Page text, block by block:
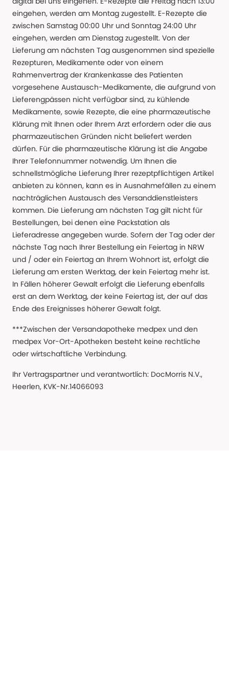
eingehen, werden am Montag zugestellt. E-Rezepte die
zwischen Samstag 00:00 Uhr und Sonntag 24:00 Uhr
eingehen, werden am Dienstag zugestellt. Von der
Lieferung am nächsten Tag ausgenommen sind spezielle
Rezepturen, Medikamente oder von einem
Rahmenvertrag der Krankenkasse des Patienten
vorgesehene Austausch-Medikamente, die aufgrund von
Lieferengpässen nicht verfügbar sind, zu kühlende
Medikamente, sowie Rezepte, die eine pharmazeutische
Klärung mit Ihnen oder Ihrem Arzt erfordern oder die aus
pharmazeutischen Gründen nicht beliefert werden
dürfen. Für die pharmazeutische Klärung ist die Angabe
Ihrer Telefonnummer notwendig. Um Ihnen die
schnellstmögliche Lieferung Ihrer rezeptpflichtigen Artikel
anbieten zu können, kann es in Ausnahmefällen zu einem
nachträglichen Austausch des Versanddienstleisters
kommen. Die Lieferung am nächsten Tag gilt nicht für
Bestellungen, bei denen eine Packstation als
Lieferadresse angegeben wurde. Sofern der Tag oder der
nächste Tag nach Ihrer Bestellung ein Feiertag in NRW
und / oder ein Feiertag an Ihrem Wohnort ist, erfolgt die
Lieferung am ersten Werktag, der kein Feiertag mehr ist.
In Fällen höherer Gewalt erfolgt die Lieferung ebenfalls
erst an dem Werktag, der keine Feiertag ist, der auf das
Ende des Ereignisses höherer Gewalt folgt.
***Zwischen der Versandapotheke medpex und den
medpex Vor-Ort-Apotheken besteht keine rechtliche
oder wirtschaftliche Verbindung.
Ihr Vertragspartner und verantwortlich: DocMorris N.V.,
Heerlen, KVK-Nr.14066093